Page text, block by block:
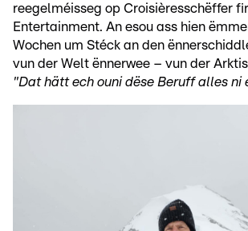
reegelméisseg op Croisièresschëffer
Entertainment. An esou ass hien
Wochen um Stéck an den
vun der Welt ënnerwee – vun der
"Dat hätt ech ouni dëse Beruff alles ni